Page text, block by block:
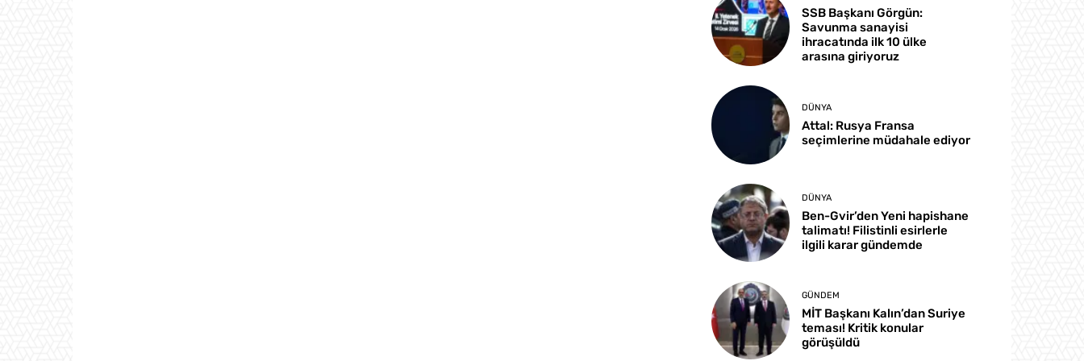
SSB Başkanı Görgün:
Savunma sanayisi
ihracatında ilk 10 ülke
arasına giriyoruz
DÜNYA
Attal: Rusya Fransa
seçimlerine müdahale ediyor
DÜNYA
Ben-Gvir’den Yeni hapishane
talimatı! Filistinli esirlerle
ilgili karar gündemde
GÜNDEM
MİT Başkanı Kalın’dan Suriye
teması! Kritik konular
görüşüldü